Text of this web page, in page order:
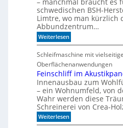
h
n
t
s
i
c
h
C
N
C
-
T
e
c
h
n
i
schwedischen BSH-
Limtre, wo man kürzlich
Abbundzentrum…
Weiterlesen:
V
r
f
e
r
t
i
g
u
n
g
Schleifmaschine mit
Oberflächenanwendungen
Feinschliff im
Innenausbau zum
– ein Wohnumfeld, von
Wahr werden diese
Schreinerei von Crea-
Weiterlesen:
F